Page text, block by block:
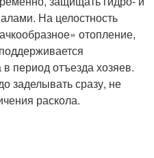
На целостность
отопление,
период отъезда хозяев.
заделывать сразу, не
раскола.